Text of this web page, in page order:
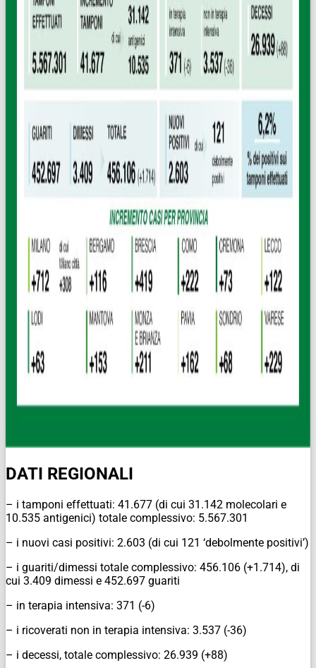
DATI REGIONALI
– i tamponi effettuati: 41.677 (di cui 31.142 molecolari e
10.535 antigenici) totale complessivo: 5.567.301
– i nuovi casi positivi: 2.603 (di cui 121 ‘debolmente positivi’)
– i guariti/dimessi totale complessivo: 456.106 (+1.714), di
cui 3.409 dimessi e 452.697 guariti
– in terapia intensiva: 371 (-6)
– i ricoverati non in terapia intensiva: 3.537 (-36)
– i decessi, totale complessivo: 26.939 (+88)